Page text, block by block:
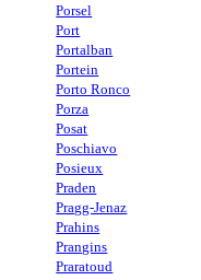
Porsel
Port
Portalban
Portein
Porto Ronco
Porza
Posat
Poschiavo
Posieux
Praden
Pragg-Jenaz
Prahins
Prangins
Praratoud